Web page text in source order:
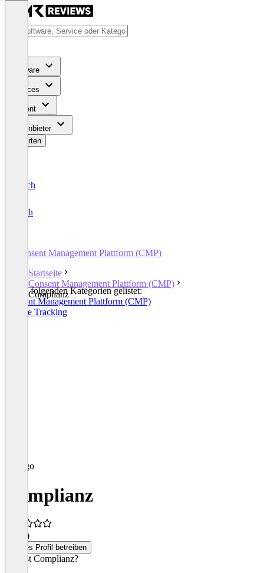
Software
Services
Content
Für Anbieter
Bewerten
Deutsch
English
Consent Management Plattform (CMP)
Startseite
Consent Management Plattform (CMP)
Complianz
In den folgenden Kategorien gelistet:
Consent Management Plattform (CMP)
Cookie Tracking
Complianz
(1)
Dieses Profil betreiben
Was ist Complianz?